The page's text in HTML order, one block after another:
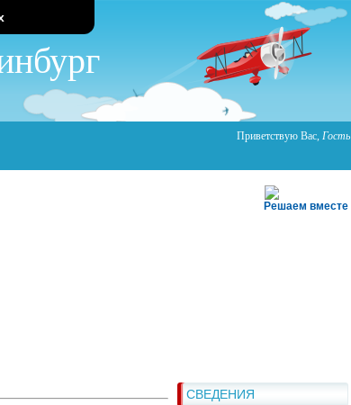
Приветствую Вас, Гость
Решаем вместе
СВЕДЕНИЯ